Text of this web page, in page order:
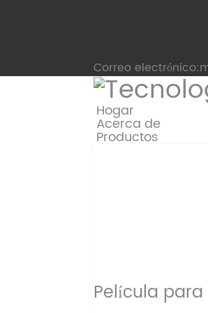
Correo
Hogar
Acerca de
Productos
Película